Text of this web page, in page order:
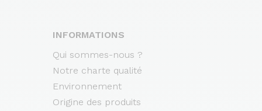
INFORMATIONS
Qui sommes-nous ?
Notre charte qualité
Environnement
Origine des produits